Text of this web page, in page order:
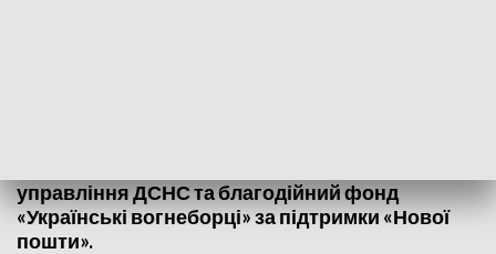
управління ДСНС та благодійний фонд
«Українські вогнеборці» за підтримки «Нової
пошти».